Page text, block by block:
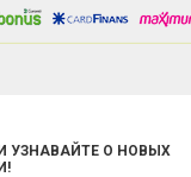
УЗНАВАЙТЕ О НОВЫХ